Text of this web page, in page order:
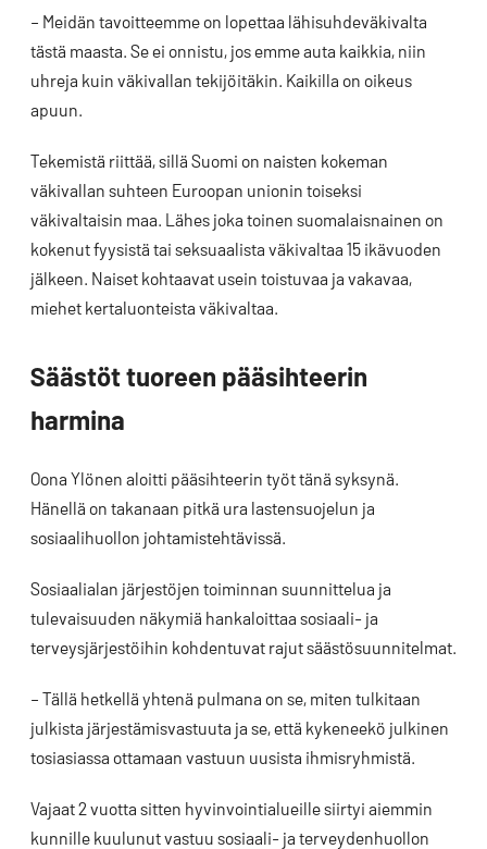
– Meidän tavoitteemme on lopettaa lähisuhdeväkivalta
tästä maasta. Se ei onnistu, jos emme auta kaikkia, niin
uhreja kuin väkivallan tekijöitäkin. Kaikilla on oikeus
apuun.
Tekemistä riittää, sillä Suomi on naisten kokeman
väkivallan suhteen Euroopan unionin toiseksi
väkivaltaisin maa. Lähes joka toinen suomalaisnainen on
kokenut fyysistä tai seksuaalista väkivaltaa 15 ikävuoden
jälkeen. Naiset kohtaavat usein toistuvaa ja vakavaa,
miehet kertaluonteista väkivaltaa.
Säästöt tuoreen pääsihteerin
harmina
Oona Ylönen aloitti pääsihteerin työt tänä syksynä.
Hänellä on takanaan pitkä ura lastensuojelun ja
sosiaalihuollon johtamistehtävissä.
Sosiaalialan järjestöjen toiminnan suunnittelua ja
tulevaisuuden näkymiä hankaloittaa sosiaali- ja
terveysjärjestöihin kohdentuvat rajut säästösuunnitelmat.
– Tällä hetkellä yhtenä pulmana on se, miten tulkitaan
julkista järjestämisvastuuta ja se, että kykeneekö julkinen
tosiasiassa ottamaan vastuun uusista ihmisryhmistä.
Vajaat 2 vuotta sitten hyvinvointialueille siirtyi aiemmin
kunnille kuulunut vastuu sosiaali- ja terveydenhuollon